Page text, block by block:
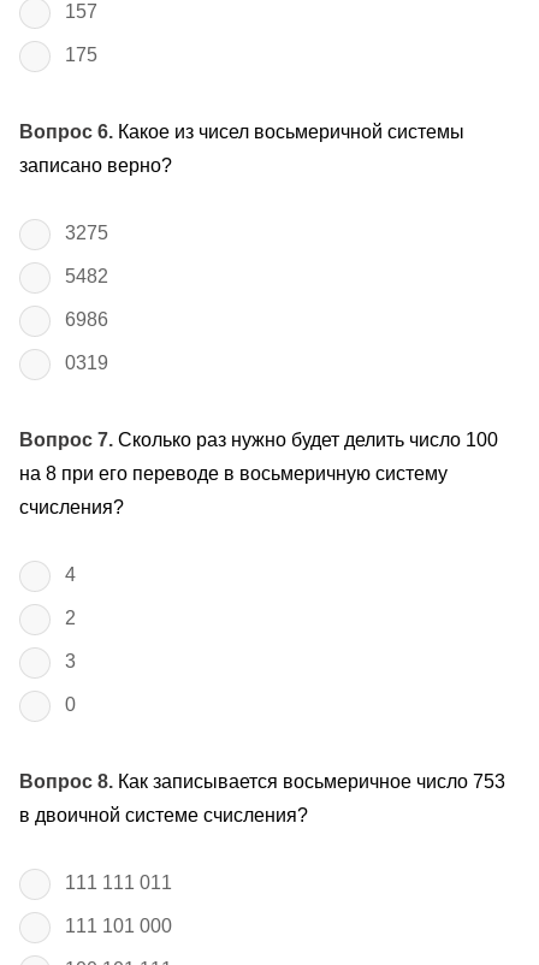
157
175
Вопрос 6. Какое из чисел восьмеричной системы
записано верно?
3275
5482
6986
0319
Вопрос 7. Сколько раз нужно будет делить число 100
на 8 при его переводе в восьмеричную систему
счисления?
4
2
3
0
Вопрос 8. Как записывается восьмеричное число 753
в двоичной системе счисления?
111 111 011
111 101 000